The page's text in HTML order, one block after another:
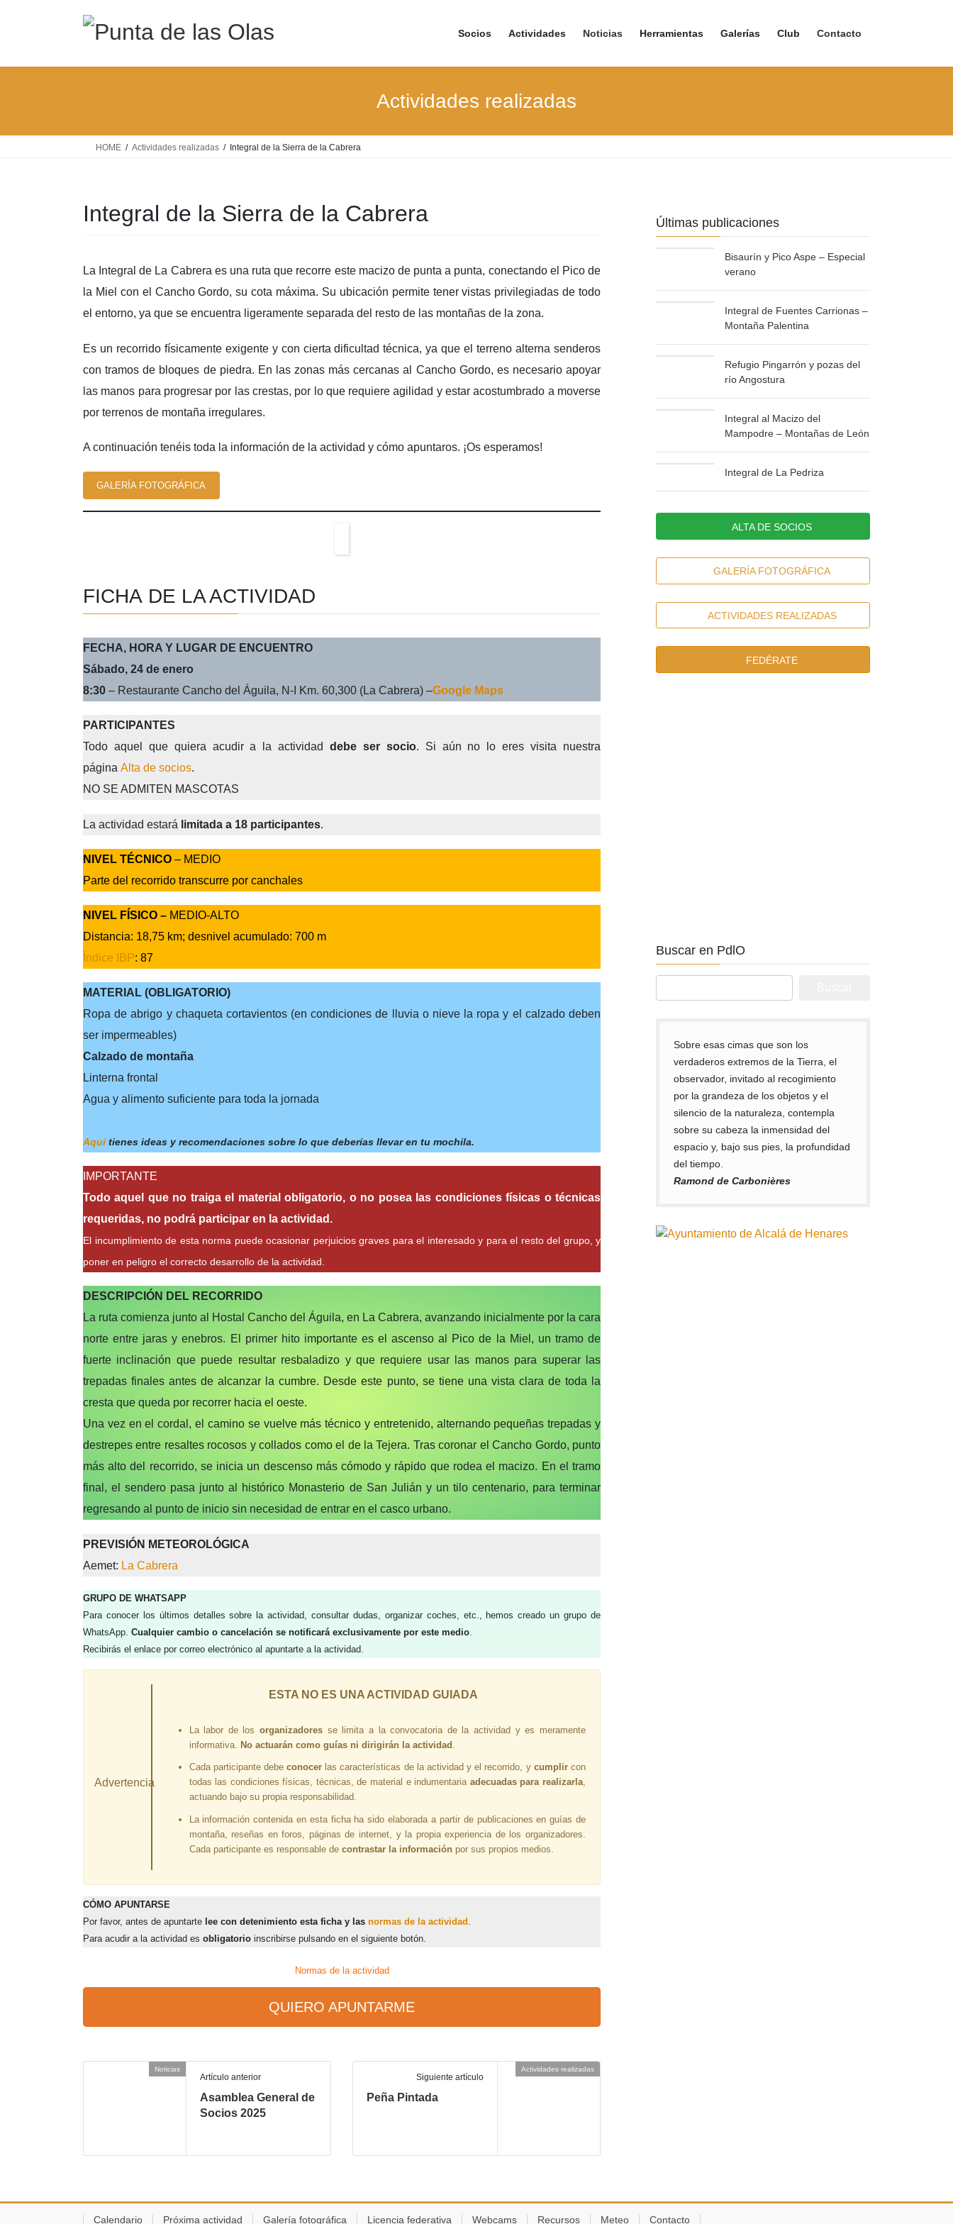
Socios Actividades Noticias Herramientas Galerías Club Contacto
Actividades realizadas
HOME Actividades realizadas Integral de la Sierra de la Cabrera
Integral de la Sierra de la Cabrera
La Integral de La Cabrera es una ruta que recorre este macizo de punta a punta, conectando el Pico de
la Miel con el Cancho Gordo, su cota máxima. Su ubicación permite tener vistas privilegiadas de todo
el entorno, ya que se encuentra ligeramente separada del resto de las montañas de la zona.
Es un recorrido físicamente exigente y con cierta dificultad técnica, ya que el terreno alterna senderos
con tramos de bloques de piedra. En las zonas más cercanas al Cancho Gordo, es necesario apoyar
las manos para progresar por las crestas, por lo que requiere agilidad y estar acostumbrado a moverse
por terrenos de montaña irregulares.
A continuación tenéis toda la información de la actividad y cómo apuntaros. ¡Os esperamos!
GALERÍA FOTOGRÁFICA
FICHA DE LA ACTIVIDAD
FECHA, HORA Y LUGAR DE ENCUENTRO
Sábado, 24 de enero
8:30 – Restaurante Cancho del Águila, N-I Km. 60,300 (La Cabrera) –Google Maps
PARTICIPANTES
Todo aquel que quiera acudir a la actividaddebe ser socio. Si aún no lo eres visita nuestra
página Alta de socios.
NO SE ADMITEN MASCOTAS
La actividad estará limitada a 18 participantes.
NIVEL TÉCNICO – MEDIO
Parte del recorrido transcurre por canchales
NIVEL FÍSICO – MEDIO-ALTO
Distancia: 18,75 km; desnivel acumulado: 700 m
Índice IBP: 87
MATERIAL (OBLIGATORIO)
Ropa de abrigo y chaqueta cortavientos (en condiciones de lluvia o nieve la ropa y el calzado deben
ser impermeables)
Calzado de montaña
Linterna frontal
Agua y alimento suficiente para toda la jornada
Aquí tienes ideas y recomendaciones sobre lo que deberías llevar en tu mochila.
IMPORTANTE
Todo aquel que no traiga el material obligatorio, o no posea las condiciones físicas o técnicas
requeridas, no podrá participar en la actividad.
El incumplimiento de esta norma puede ocasionar perjuicios graves para el interesado y para el resto del grupo, y
poner en peligro el correcto desarrollo de la actividad.
DESCRIPCIÓN DEL RECORRIDO
La ruta comienza junto al Hostal Cancho del Águila, en La Cabrera, avanzando inicialmente por la cara
norte entre jaras y enebros. El primer hito importante es el ascenso al Pico de la Miel, un tramo de
fuerte inclinación que puede resultar resbaladizo y que requiere usar las manos para superar las
trepadas finales antes de alcanzar la cumbre. Desde este punto, se tiene una vista clara de toda la
cresta que queda por recorrer hacia el oeste.
Una vez en el cordal, el camino se vuelve más técnico y entretenido, alternando pequeñas trepadas y
destrepes entre resaltes rocosos y collados como el de la Tejera. Tras coronar el Cancho Gordo, punto
más alto del recorrido, se inicia un descenso más cómodo y rápido que rodea el macizo. En el tramo
final, el sendero pasa junto al histórico Monasterio de San Julián y un tilo centenario, para terminar
regresando al punto de inicio sin necesidad de entrar en el casco urbano.
PREVISIÓN METEOROLÓGICA
Aemet: La Cabrera
GRUPO DE WHATSAPP
Para conocer los últimos detalles sobre la actividad, consultar dudas, organizar coches, etc., hemos creado un grupo de
WhatsApp. Cualquier cambio o cancelación se notificará exclusivamente por este medio
Recibirás el enlace por correo electrónico al apuntarte a la actividad.
Advertencia
ESTA NO ES UNA ACTIVIDAD GUIADA
La labor de losorganizadores se limita a la convocatoria de la actividad y es meramente
informativa.
No actuarán como guías ni dirigirán la actividad
Cada participante debeconocer las características de la actividad y el recorrido, y cumplircon
todas las condiciones físicas, técnicas, de material e indumentaria adecuadas para realizarla,
actuando bajo su propia responsabilidad.
La información contenida en esta ficha ha sido elaborada a partir de publicaciones en guías de
montaña, reseñas en foros, páginas de internet, y la propia experiencia de los organizadores.
Cada participante es responsable de contrastar la informaciónpor sus propios medios.
CÓMO APUNTARSE
Por favor, antes de apuntarte lee con detenimiento esta ficha y las normas de la actividad
Para acudir a la actividad es obligatorio inscribirse pulsando en el siguiente botón.
Normas de la actividad
QUIERO APUNTARME
Noticias
Artículo anterior
Asamblea General de
Socios 2025
Actividades realizadas
Siguiente artículo
Peña Pintada
Últimas publicaciones
Bisaurín y Pico Aspe – Especial
verano
Integral de Fuentes Carrionas –
Montaña Palentina
Refugio Pingarrón y pozas del
río Angostura
Integral al Macizo del
Mampodre – Montañas de León
Integral de La Pedriza
ALTA DE SOCIOS
GALERÍA FOTOGRÁFICA
ACTIVIDADES REALIZADAS
FEDÉRATE
Buscar en PdlO
Sobre esas cimas que son los
verdaderos extremos de la Tierra, el
observador, invitado al recogimiento
por la grandeza de los objetos y el
silencio de la naturaleza, contempla
sobre su cabeza la inmensidad del
espacio y, bajo sus pies, la profundidad
del tiempo.
Ramond de Carbonières
Calendario Próxima actividad Galería fotográfica Licencia federativa Webcams Recursos Meteo Contacto